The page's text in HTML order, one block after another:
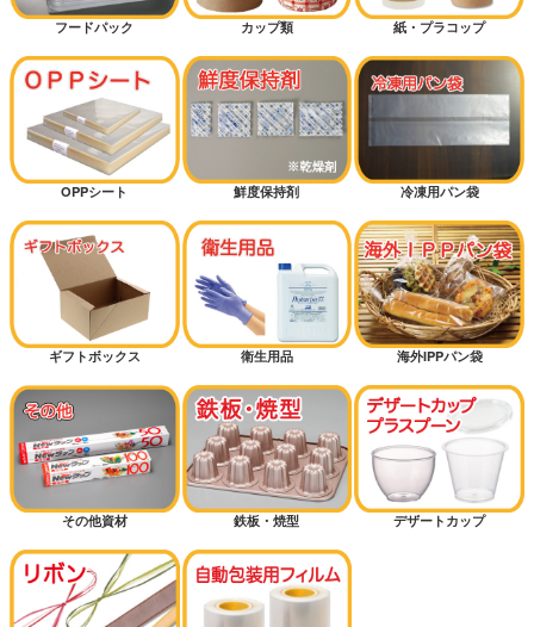
フードパック カップ類 紙・プラコップ
OPPシート 鮮度保持剤 冷凍用パン袋
ギフトボックス 衛生用品 海外IPPパン袋
その他資材 鉄板・焼型 デザートカップ